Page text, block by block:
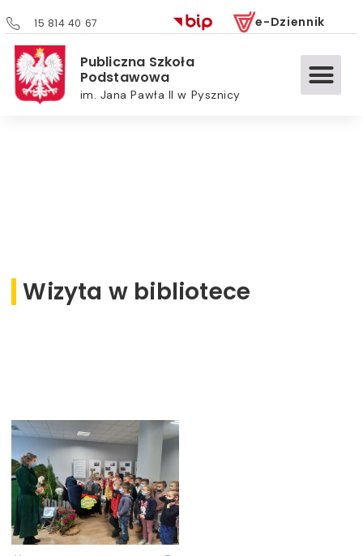
15 814 40 67 e-Dziennik
Publiczna Szkoła
Podstawowa
im. Jana Pawła II w Pysznicy
Wizyta w bibliotece